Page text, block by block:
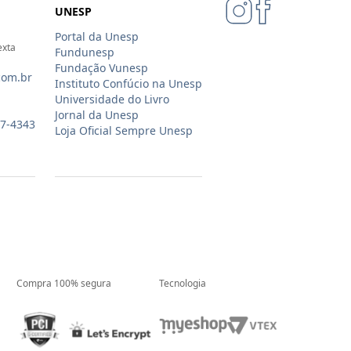
4343
UNESP
Portal da Unesp
Fundunesp
Fundação Vunesp
Instituto Confúcio na Unesp
Universidade do Livro
Jornal da Unesp
Loja Oficial Sempre Unesp
Compra 100% segura Tecnologia